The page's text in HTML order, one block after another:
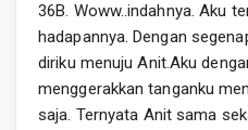
36B. Woww..indahnya. Aku
hadapannya. Dengan
diriku menuju Anit.Aku
menggerakkan tanganku
saja. Ternyata Anit sama